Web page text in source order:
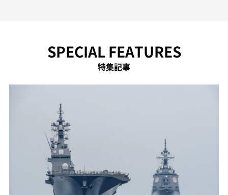
SPECIAL FEATURES
特集記事